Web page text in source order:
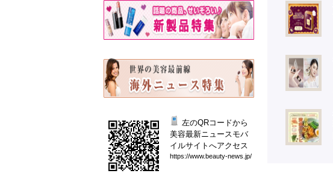
左のQRコードから
美容最新ニュースモバ
イルサイトへアクセス
https://www.beauty-news. jp/